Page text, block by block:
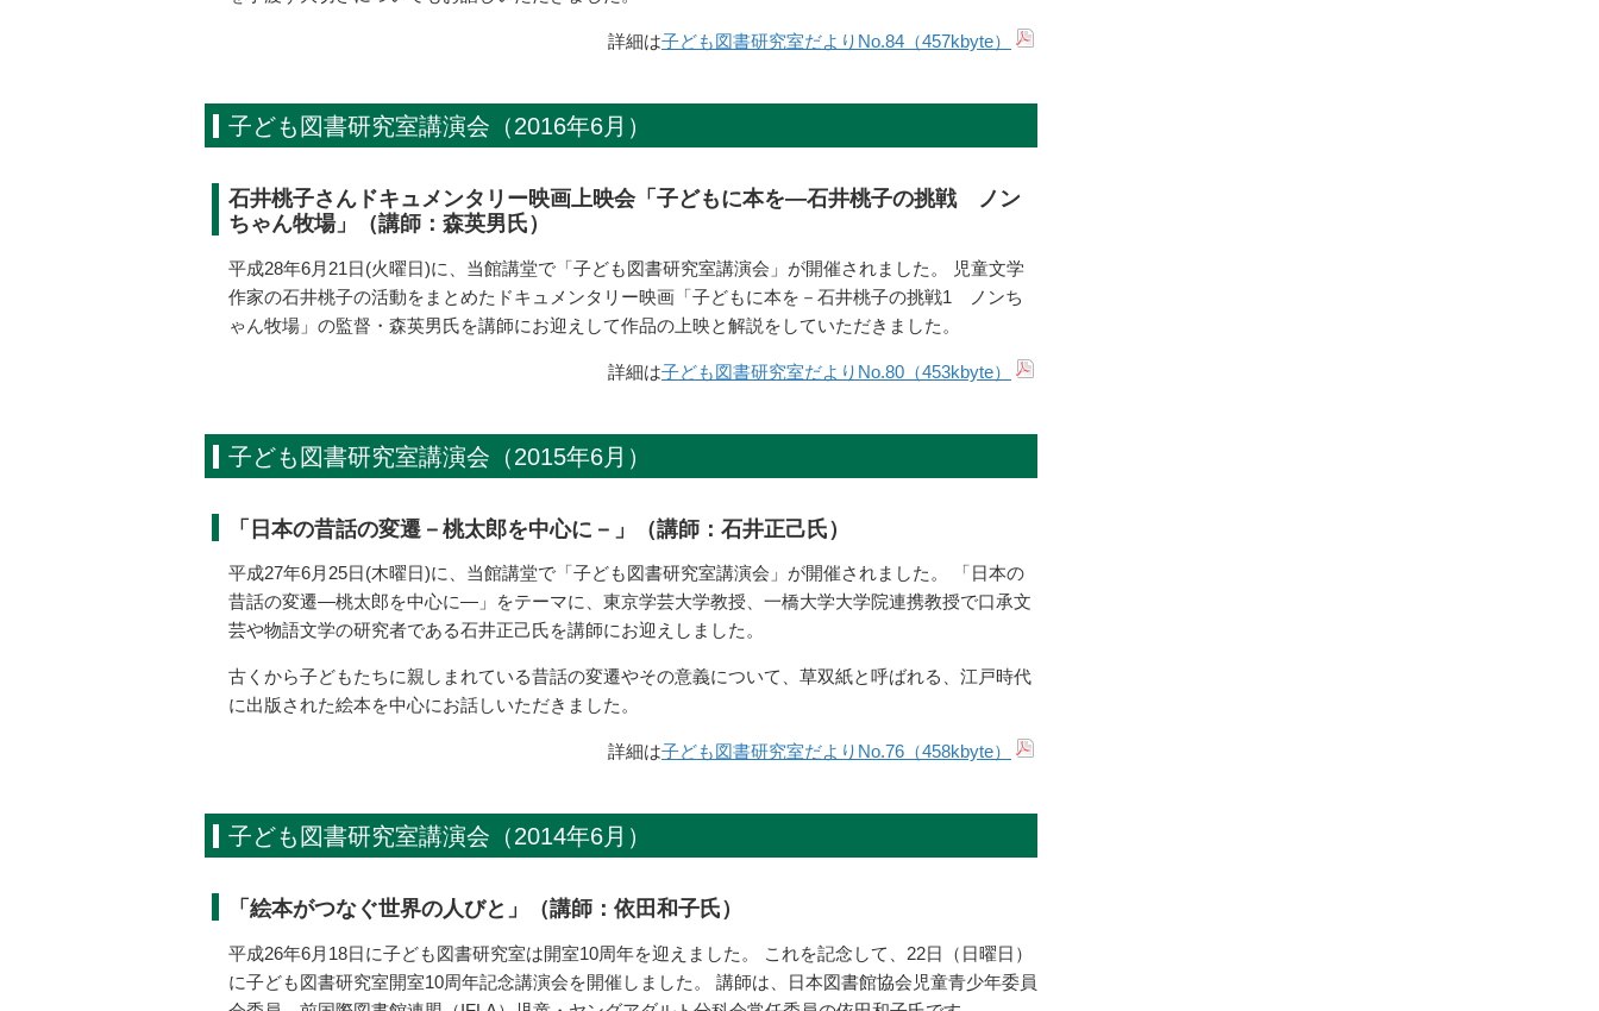
詳細は子ども図書研究室だよりNo.84（457kbyte）
子ども図書研究室講演会（2016年6月）
石井桃子さんドキュメンタリー映画上映会「子どもに本を―石井桃子の挑戦 ノン
ちゃん牧場」（講師：森英男氏）
平成28年6月21日(火曜日)に、当館講堂で「子ども図書研究室講演会」が開催されました。 児童文学
作家の石井桃子の活動をまとめたドキュメンタリー映画「子どもに本を－石井桃子の挑戦1 ノンち
ゃん牧場」の監督・森英男氏を講師にお迎えして作品の上映と解説をしていただきました。
詳細は子ども図書研究室だよりNo.80（453kbyte）
子ども図書研究室講演会（2015年6月）
「日本の昔話の変遷－桃太郎を中心に－」（講師：石井正己氏）
平成27年6月25日(木曜日)に、当館講堂で「子ども図書研究室講演会」が開催されました。 「日本の
昔話の変遷―桃太郎を中心に―」をテーマに、東京学芸大学教授、一橋大学大学院連携教授で口承文
芸や物語文学の研究者である石井正己氏を講師にお迎えしました。
古くから子どもたちに親しまれている昔話の変遷やその意義について、草双紙と呼ばれる、江戸時代
に出版された絵本を中心にお話しいただきました。
詳細は子ども図書研究室だよりNo.76（458kbyte）
子ども図書研究室講演会（2014年6月）
「絵本がつなぐ世界の人びと」（講師：依田和子氏）
平成26年6月18日に子ども図書研究室は開室10周年を迎えました。 これを記念して、22日（日曜日）
に子ども図書研究室開室10周年記念講演会を開催しました。 講師は、日本図書館協会児童青少年委員